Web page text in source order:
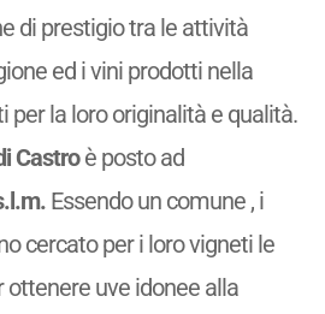
di prestigio tra le attività
ed i vini prodotti nella
per la loro originalità e qualità.
Castroè posto ad
Essendo un comune , i
cercato per i loro vigneti le
uve idonee alla